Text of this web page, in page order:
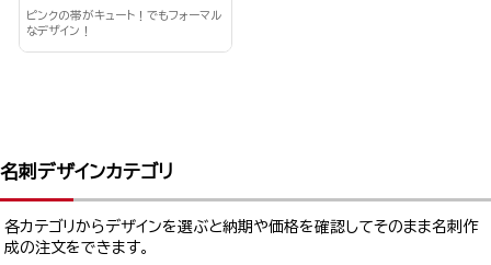
ピンクの帯がキュート！でもフォーマル
なデザイン！
名刺デザインカテゴリ
各カテゴリからデザインを選ぶと納期や価格を確認してそのまま名刺作
成の注文をできます。